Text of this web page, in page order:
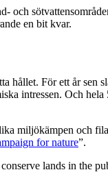
och
en bit kvar.
hållet. För ett år sen
intressen. Och
miljökämpen och
for nature”.
lands in the